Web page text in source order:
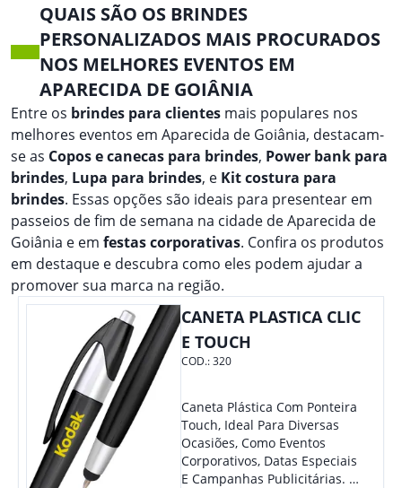
QUAIS SÃO OS BRINDES
PERSONALIZADOS MAIS PROCURADOS
NOS MELHORES EVENTOS EM
APARECIDA DE GOIÂNIA
Entre os brindes para clientes mais populares nos
melhores eventos em Aparecida de Goiânia, destacam-
se as Copos e canecas para brindes, Power bank para
brindes, Lupa para brindes, e Kit costura para
brindes. Essas opções são ideais para presentear em
passeios de fim de semana na cidade de Aparecida de
Goiânia e em festas corporativas. Confira os produtos
em destaque e descubra como eles podem ajudar a
promover sua marca na região.
CANETA PLASTICA CLIC
E TOUCH
COD.:320
Caneta Plástica Com Ponteira
Touch, Ideal Para Diversas
Ocasiões, Como Eventos
Corporativos, Datas Especiais
E Campanhas Publicitárias. O